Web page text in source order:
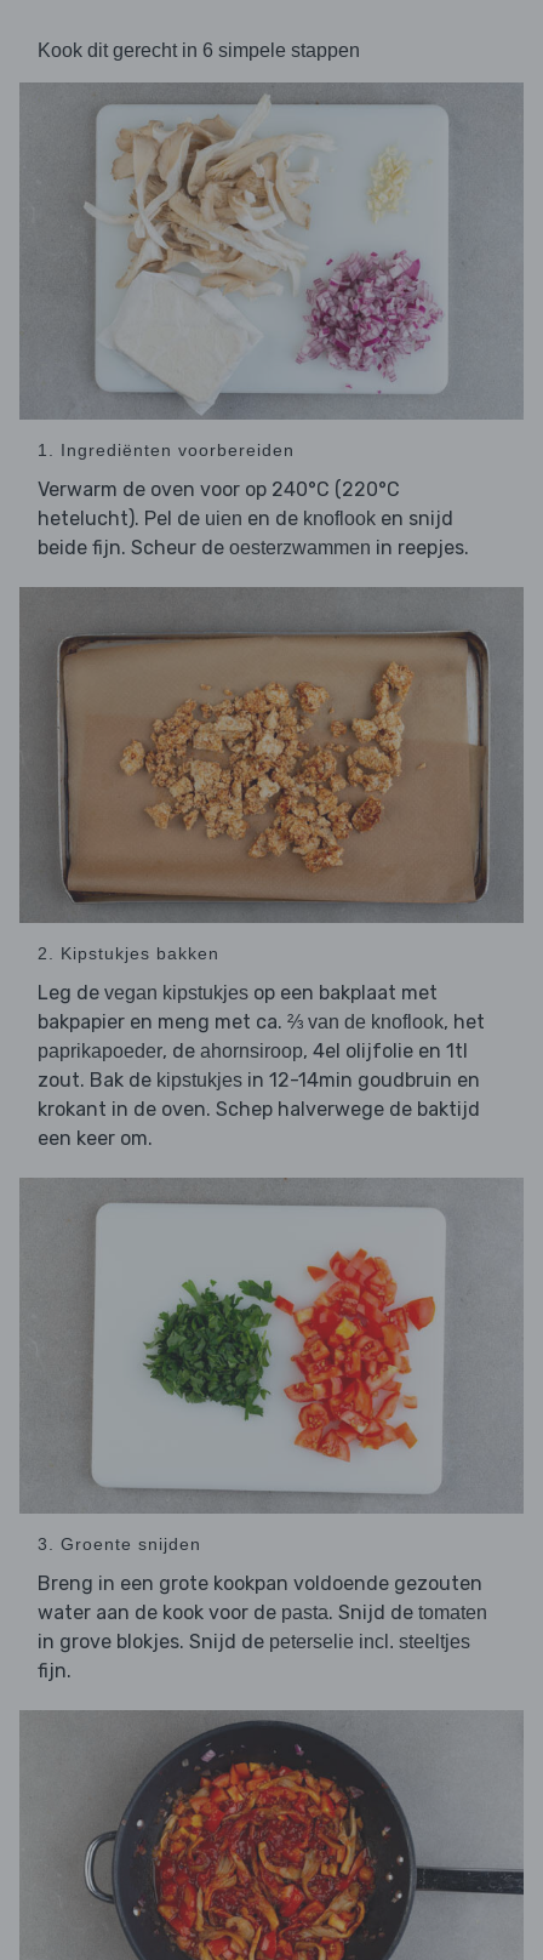
Kook dit gerecht in 6 simpele stappen
1. Ingrediënten voorbereiden
Verwarm de oven voor op 240°C (220°C
hetelucht). Pel de uien en de knoflook en snijd
beide fijn. Scheur de oesterzwammen in reepjes.
2. Kipstukjes bakken
Leg de vegan kipstukjes op een bakplaat met
bakpapier en meng met ca. ⅔ van de knoflook, het
paprikapoeder, de ahornsiroop, 4el olijfolie en 1tl
zout. Bak de kipstukjes in 12-14min goudbruin en
krokant in de oven. Schep halverwege de baktijd
een keer om.
3. Groente snijden
Breng in een grote kookpan voldoende gezouten
water aan de kook voor de pasta. Snijd de tomaten
in grove blokjes. Snijd de peterselie incl. steeltjes
fijn.